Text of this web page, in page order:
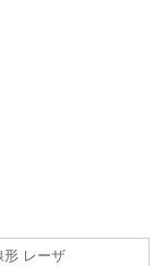
形 レーザ